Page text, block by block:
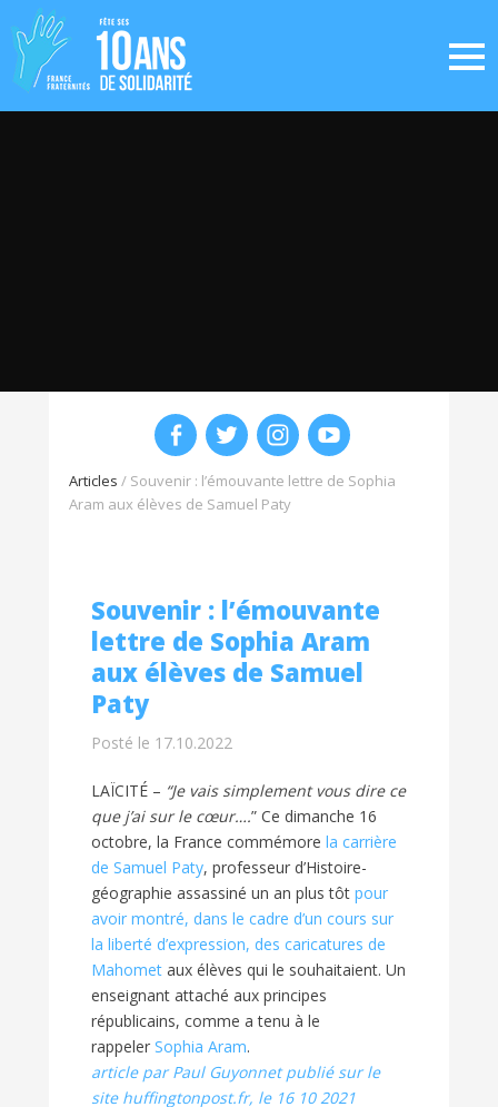
Articles / Souvenir : l’émouvante lettre de Sophia
Aram aux élèves de Samuel Paty
Souvenir : l’émouvante
lettre de Sophia Aram
aux élèves de Samuel
Paty
Posté le 17.10.2022
LAÏCITÉ – “Je vais simplement vous dire ce
que j’ai sur le cœur….” Ce dimanche 16
octobre, la France commémore la carrière
de Samuel Paty, professeur d’Histoire-
géographie assassiné un an plus tôt pour
avoir montré, dans le cadre d’un cours sur
la liberté d’expression, des caricatures de
Mahomet aux élèves qui le souhaitaient. Un
enseignant attaché aux principes
républicains, comme a tenu à le
rappeler Sophia Aram.
article par Paul Guyonnet publié sur le
site huffingtonpost.fr, le 16 10 2021